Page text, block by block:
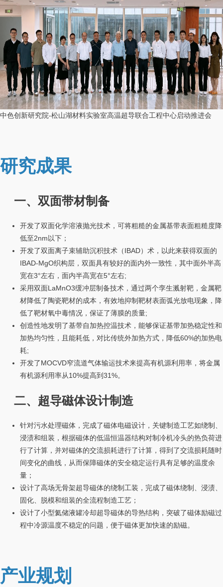
中色创新研究院-松山湖材料实验室高温超导联合工程中心启动推进会
研究成果
一、双面带材制备
开发了双面化学溶液抛光技术，可将粗糙的金属基带表面粗糙度降
低至2nm以下；
开发了双面离子束辅助沉积技术（IBAD）术，以此来获得双面的
IBAD-MgO织构层，双面具有较好的面内外一致性，其中面外半高
宽在3°左右，面内半高宽在5°左右;
采用双面LaMnO3缓冲层制备技术，通过两个孪生溅射靶，金属靶
材降低了陶瓷靶材的成本，有效地抑制靶材表面弧光放电现象，降
低了靶材氧中毒情况，保证了薄膜的质量;
创造性地发明了基带自加热控温技术，能够保证基带加热稳定性和
加热均匀性，且能耗低，对比传统外加热方式，降低60%的加热电
耗;
开发了MOCVD窄流道气体输运技术来提高有机源利用率，将金属
有机源利用率从10%提高到31%。
二、超导磁体设计制造
针对污水处理磁体，完成了磁体电磁设计，关键制造工艺如绕制、
浸渍和组装，根据磁体的低温恒温器结构对制冷机冷头的热负荷进
行了计算，并对磁体的交流损耗进行了计算，得到了交流损耗随时
间变化的曲线，从而保障磁体的安全稳定运行具有足够的温度余
量；
设计了高场无骨架超导磁体的绕制工装，完成了磁体绕制、浸渍、
固化、脱模和组装的全流程制造工艺；
设计了小型氦储液罐冷却超导磁体的导热结构，突破了磁体励磁过
程中冷源温度不稳定的问题，便于磁体更加快速的励磁。
产业规划